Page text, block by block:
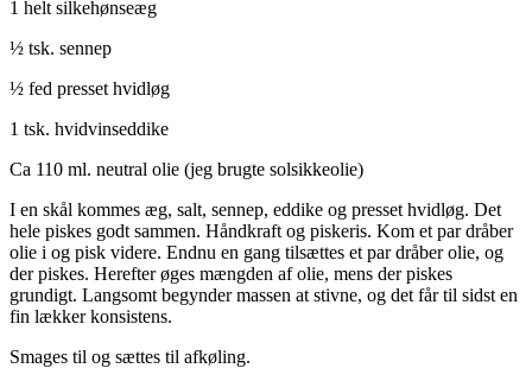
1 helt silkehønseæg
½ tsk. sennep
½ fed presset hvidløg
1 tsk. hvidvinseddike
Ca 110 ml. neutral olie (jeg brugte solsikkeolie)
I en skål kommes æg, salt, sennep, eddike og presset hvidløg. Det
hele piskes godt sammen. Håndkraft og piskeris. Kom et par dråber
olie i og pisk videre. Endnu en gang tilsættes et par dråber olie, og
der piskes. Herefter øges mængden af olie, mens der piskes
grundigt. Langsomt begynder massen at stivne, og det får til sidst en
fin lækker konsistens.
Smages til og sættes til afkøling.